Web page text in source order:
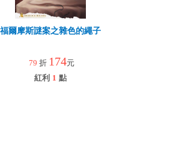
福爾摩斯謎案之雜色的繩子
79 折 174元
紅利 1 點